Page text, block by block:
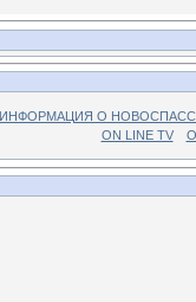
ИНФОРМАЦИЯ О
ON LINE TV